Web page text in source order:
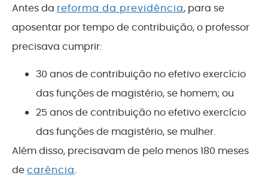
Antes da reforma da previdência, para se
aposentar por tempo de contribuição, o professor
precisava cumprir:
30 anos de contribuição no efetivo exercício
das funções de magistério, se homem; ou
25 anos de contribuição no efetivo exercício
das funções de magistério, se mulher.
Além disso, precisavam de pelo menos 180 meses
decarência.